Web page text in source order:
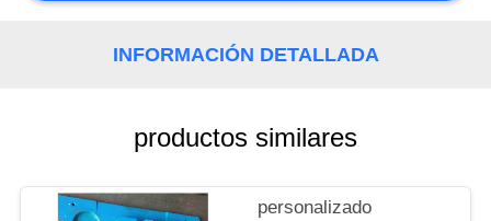
PRIVACY
POLICY
INFORMACIÓN DETALLADA
productos similares
personalizado